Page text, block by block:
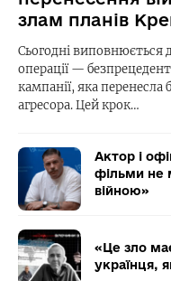
злам планів
Сьогодні виповнюється
операції —
кампанії, яка перенесла
агресора. Цей крок…
Актор і
фільми не
війною»
«Це зло
українця,